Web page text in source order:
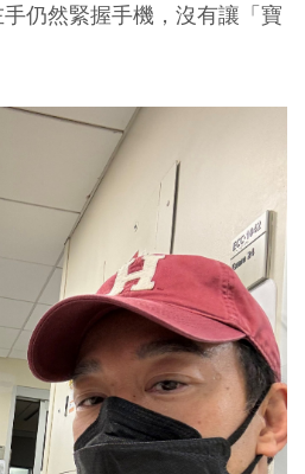
仍然緊握手機，沒有讓「寶